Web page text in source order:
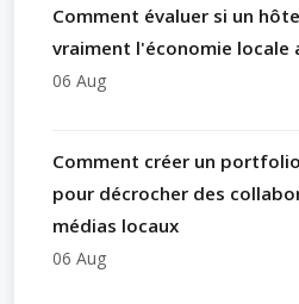
Comment évaluer si un
vraiment l'économie locale
06 Aug
Comment créer un
pour décrocher des
médias locaux
06 Aug